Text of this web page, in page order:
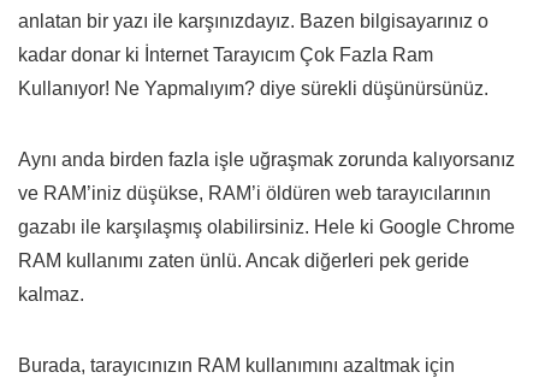
anlatan bir yazı ile karşınızdayız. Bazen bilgisayarınız o
kadar donar ki İnternet Tarayıcım Çok Fazla Ram
Kullanıyor! Ne Yapmalıyım? diye sürekli düşünürsünüz.
Aynı anda birden fazla işle uğraşmak zorunda kalıyorsanız
ve RAM’iniz düşükse, RAM’i öldüren web tarayıcılarının
gazabı ile karşılaşmış olabilirsiniz. Hele ki Google Chrome
RAM kullanımı zaten ünlü. Ancak diğerleri pek geride
kalmaz.
Burada, tarayıcınızın RAM kullanımını azaltmak için